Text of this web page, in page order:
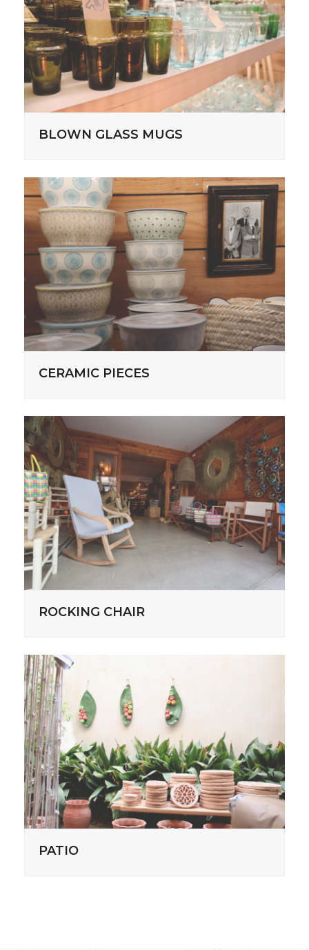
BLOWN GLASS MUGS
CERAMIC PIECES
ROCKING CHAIR
PATIO